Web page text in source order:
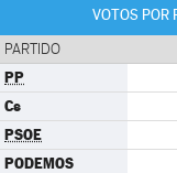
VOTOS POR
PARTIDO
PP
Cs
PSOE
PODEMOS